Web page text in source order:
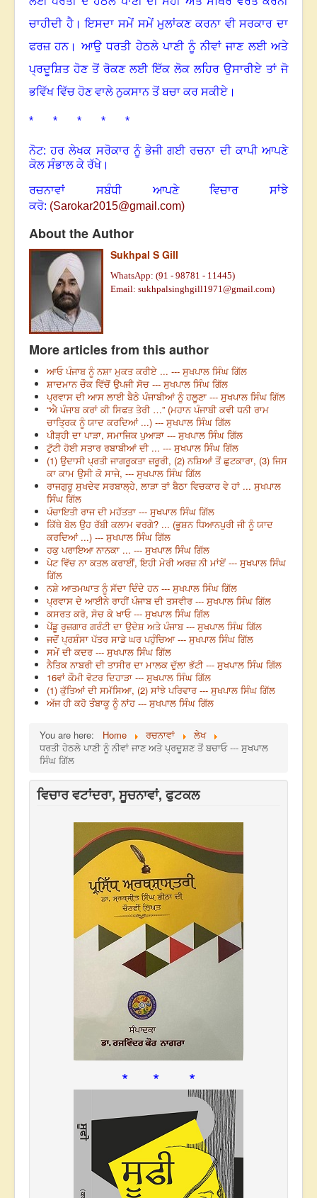
ਚਾਹੀਦੀ ਹੈ। ਇਸਦਾ ਸਮੇਂ ਸਮੇਂ ਮੁਲਾਂਕਣ ਕਰਨਾ ਵੀ ਸਰਕਾਰ ਦਾ
ਫਰਜ਼ ਹਨ।
ਆਉ ਧਰਤੀ ਹੇਠਲੇ ਪਾਣੀ ਨੂੰ ਨੀਵਾਂ ਜਾਣ ਲਈ ਅਤੇ
ਪ੍ਰਦੂਸ਼ਿਤ ਹੋਣ ਤੋਂ ਰੋਕਣ ਲਈ ਇੱਕ ਲੋਕ ਲਹਿਰ ਉਸਾਰੀਏ ਤਾਂ ਜੋ
ਭਵਿੱਖ ਵਿੱਚ ਹੋਣ ਵਾਲੇ ਨੁਕਸਾਨ ਤੋਂ ਬਚਾ ਕਰ ਸਕੀਏ ।
* * * * *
ਨੋਟ: ਹਰ ਲੇਖਕ ਸਰੋਕਾਰ ਨੂੰ ਭੇਜੀ ਗਈ ਰਚਨਾ ਦੀ ਕਾਪੀ ਆਪਣੇ
ਕੋਲ ਸੰਭਾਲ ਕੇ ਰੱਖੇ।
ਰਚਨਾਵਾਂ ਸਬੰਧੀ ਆਪਣੇ ਵਿਚਾਰ ਸਾਂਝੇ
ਕਰੋ: (Sarokar2015@gmail.com)
About the Author
Sukhpal S Gill
WhatsApp: (91 - 98781 - 11445)
Email: sukhpalsinghgill1971@gmail.com)
More articles from this author
ਆਓ ਪੰਜਾਬ ਨੂੰ ਨਸ਼ਾ ਮੁਕਤ ਕਰੀਏ ... --- ਸੁਖਪਾਲ ਸਿੰਘ ਗਿੱਲ
ਸ਼ਾਦਮਾਨ ਚੌਕ ਵਿੱਚੋਂ ਉਪਜੀ ਸੋਚ --- ਸੁਖਪਾਲ ਸਿੰਘ ਗਿੱਲ
ਪ੍ਰਵਾਸ ਦੀ ਆਸ ਲਾਈ ਬੈਠੇ ਪੰਜਾਬੀਆਂ ਨੂੰ ਹਲੂਣਾ --- ਸੁਖਪਾਲ ਸਿੰਘ ਗਿੱਲ
“ਐ ਪੰਜਾਬ ਕਰਾਂ ਕੀ ਸਿਫਤ ਤੇਰੀ …” (ਮਹਾਨ ਪੰਜਾਬੀ ਕਵੀ ਧਨੀ ਰਾਮ
ਚਾਤ੍ਰਿਕ ਨੂੰ ਯਾਦ ਕਰਦਿਆਂ ...) --- ਸੁਖਪਾਲ ਸਿੰਘ ਗਿੱਲ
ਪੀੜ੍ਹੀ ਦਾ ਪਾੜਾ, ਸਮਾਜਿਕ ਪੁਆੜਾ --- ਸੁਖਪਾਲ ਸਿੰਘ ਗਿੱਲ
ਟੁੱਟੀ ਹੋਈ ਸਤਾਰ ਰਬਾਬੀਆਂ ਦੀ ... --- ਸੁਖਪਾਲ ਸਿੰਘ ਗਿੱਲ
(1) ਉਦਾਸੀ ਪ੍ਰਤੀ ਜਾਗਰੂਕਤਾ ਜ਼ਰੂਰੀ, (2) ਨਸ਼ਿਆਂ ਤੋਂ ਛੁਟਕਾਰਾ, (3) ਜਿਸ
ਕਾ ਕਾਮ ਉਸੀ ਕੋ ਸਾਜੇ, --- ਸੁਖਪਾਲ ਸਿੰਘ ਗਿੱਲ
ਰਾਜਗੁਰੂ ਸੁਖਦੇਵ ਸਰਬਾਲ੍ਹੇ, ਲਾੜਾ ਤਾਂ ਬੈਠਾ ਵਿਚਕਾਰ ਵੇ ਹਾਂ ... ਸੁਖਪਾਲ
ਸਿੰਘ ਗਿੱਲ
ਪੰਚਾਇਤੀ ਰਾਜ ਦੀ ਮਹੱਤਤਾ --- ਸੁਖਪਾਲ ਸਿੰਘ ਗਿੱਲ
ਕਿੱਥੇ ਬੋਲ ਉਹ ਰੱਬੀ ਕਲਾਮ ਵਰਗੇ? ... (ਭੂਸ਼ਨ ਧਿਆਨਪੁਰੀ ਜੀ ਨੂੰ ਯਾਦ
ਕਰਦਿਆਂ ...) --- ਸੁਖਪਾਲ ਸਿੰਘ ਗਿੱਲ
ਹਕੁ ਪਰਾਇਆ ਨਾਨਕਾ ... --- ਸੁਖਪਾਲ ਸਿੰਘ ਗਿੱਲ
ਪੇਟ ਵਿੱਚ ਨਾ ਕਤਲ ਕਰਾਈਂ, ਇਹੀ ਮੇਰੀ ਅਰਜ਼ ਨੀ ਮਾਂਏਂ --- ਸੁਖਪਾਲ ਸਿੰਘ
ਗਿੱਲ
ਨਸ਼ੇ ਆਤਮਘਾਤ ਨੂੰ ਸੱਦਾ ਦਿੰਦੇ ਹਨ --- ਸੁਖਪਾਲ ਸਿੰਘ ਗਿੱਲ
ਪ੍ਰਵਾਸ ਦੇ ਆਈਨੇ ਰਾਹੀਂ ਪੰਜਾਬ ਦੀ ਤਸਵੀਰ --- ਸੁਖਪਾਲ ਸਿੰਘ ਗਿੱਲ
ਕਸਰਤ ਕਰੋ, ਸੋਚ ਕੇ ਖਾਓ --- ਸੁਖਪਾਲ ਸਿੰਘ ਗਿੱਲ
ਪੇਂਡੂ ਰੁਜ਼ਗਾਰ ਗਰੰਟੀ ਦਾ ਉਦੇਸ਼ ਅਤੇ ਪੰਜਾਬ --- ਸੁਖਪਾਲ ਸਿੰਘ ਗਿੱਲ
ਜਦੋਂ ਪ੍ਰਸ਼ੰਸਾ ਪੱਤਰ ਸਾਡੇ ਘਰ ਪਹੁੰਚਿਆ --- ਸੁਖਪਾਲ ਸਿੰਘ ਗਿੱਲ
ਸਮੇਂ ਦੀ ਕਦਰ --- ਸੁਖਪਾਲ ਸਿੰਘ ਗਿੱਲ
ਨੈਤਿਕ ਨਾਬਰੀ ਦੀ ਤਾਸੀਰ ਦਾ ਮਾਲਕ ਦੁੱਲਾ ਭੱਟੀ --- ਸੁਖਪਾਲ ਸਿੰਘ ਗਿੱਲ
16ਵਾਂ ਕੌਮੀ ਵੋਟਰ ਦਿਹਾੜਾ --- ਸੁਖਪਾਲ ਸਿੰਘ ਗਿੱਲ
(1) ਕੁੱਤਿਆਂ ਦੀ ਸਮੱਸਿਆ, (2) ਸਾਂਝੇ ਪਰਿਵਾਰ --- ਸੁਖਪਾਲ ਸਿੰਘ ਗਿੱਲ
ਅੱਜ ਹੀ ਕਹੋ ਤੰਬਾਕੂ ਨੂੰ ਨਾਂਹ --- ਸੁਖਪਾਲ ਸਿੰਘ ਗਿੱਲ
You are here: Home ਰਚਨਾਵਾਂ
ਲੇਖ
ਧਰਤੀ ਹੇਠਲੇ ਪਾਣੀ ਨੂੰ ਨੀਵਾਂ ਜਾਣ ਅਤੇ ਪ੍ਰਦੂਸ਼ਣ ਤੋਂ ਬਚਾਓ --- ਸੁਖਪਾਲ
ਸਿੰਘ ਗਿੱਲ
ਵਿਚਾਰ ਵਟਾਂਦਰਾ, ਸੂਚਨਾਵਾਂ, ਫੁਟਕਲ
* * *